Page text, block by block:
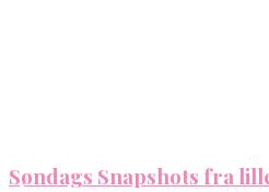
Søndags Snapshots fra